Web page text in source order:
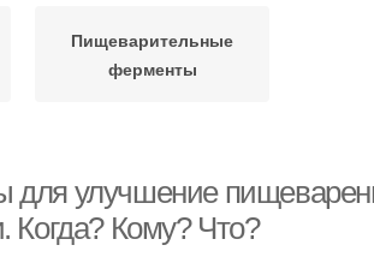
Пищеварительные
ферменты
для улучшение
Когда? Кому? Что?